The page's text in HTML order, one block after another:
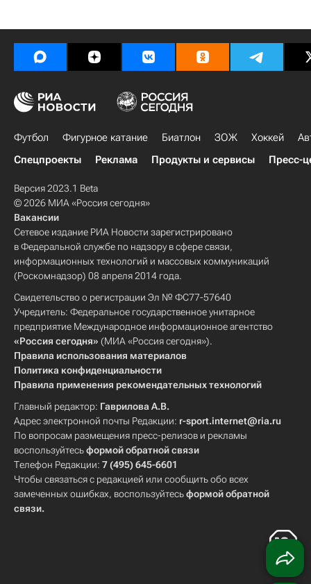
Футбол Фигурное катание Биатлон ЗОЖ Хоккей
Спецпроекты
Реклама Продукты и сервисы Пресс-
Версия 2023.1 Beta
© 2026 МИА «Россия сегодня»
Вакансии
Сетевое издание РИА Новости зарегистрировано
в Федеральной службе по надзору в сфере связи,
информационных технологий и массовых коммуникаций
(Роскомнадзор) 08 апреля 2014 года.
Свидетельство о регистрации Эл № ФС77-57640
Учредитель: Федеральное государственное унитарное
предприятие Международное информационное агентство
«Россия сегодня» (МИА «Россия сегодня»).
Правила использования материалов
Политика конфиденциальности
Правила применения рекомендательных технологий
Главный редактор: Гаврилова А.В.
Адрес электронной почты Редакции: r-sport.internet@ria.ru
По вопросам размещения пресс-релизов и рекламы
воспользуйтесьформой обратной связи
Телефон Редакции: 7 (495) 645-6601
Чтобы связаться с редакцией или сообщить обо всех
замеченных ошибках, воспользуйтесьформой обратной
связи.